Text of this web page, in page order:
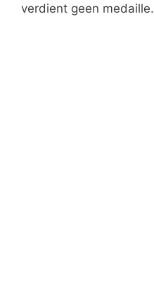
verdient geen medaille.